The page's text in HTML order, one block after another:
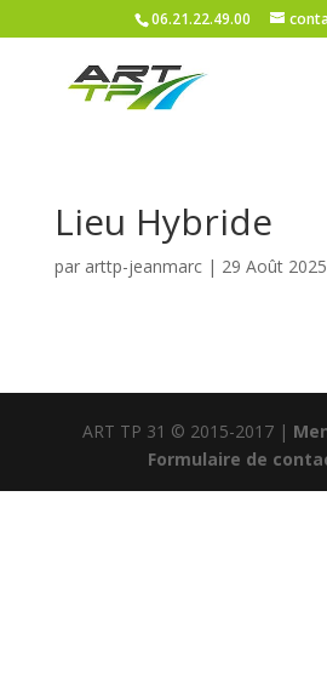
06.21.22.49.00
Lieu Hybride
par arttp-jeanmarc| 29 Août 2025
ART TP 31 © 2015-2017 |
Formulaire de